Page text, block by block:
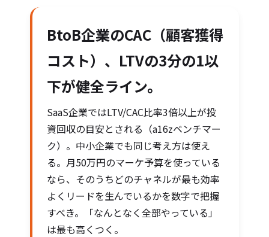
BtoB企業のCAC（顧客獲得
コスト）、LTVの3分の1以
下が健全ライン。
SaaS企業ではLTV/CAC比率3倍以上が投
資回収の目安とされる（a16zベンチマー
ク）。中小企業でも同じ考え方は使え
る。月50万円のマーケ予算を使っている
なら、そのうちどのチャネルが最も効率
よくリードを生んでいるかを数字で把握
すべき。「なんとなく全部やっている」
は最も高くつく。